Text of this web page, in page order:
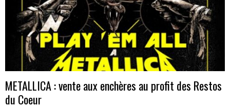
METALLICA : vente aux enchères au profit des Restos
du Coeur